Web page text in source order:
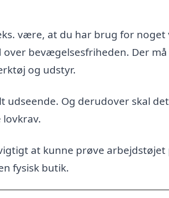
være, at du har brug for noget
over bevægelsesfriheden. Der
og udstyr.
udseende. Og derudover skal det
at kunne prøve arbejdstøjet
fysisk butik.